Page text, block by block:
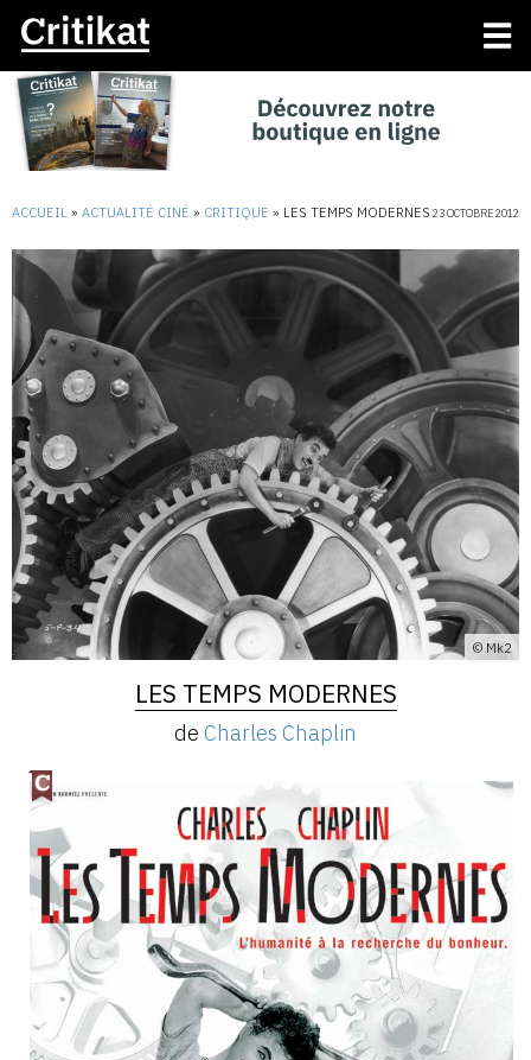
ACCUEIL » ACTUALITÉ CINÉ » CRITIQUE » LES TEMPS MODERNES 23 OCTOBRE 2012
© Mk2
LES TEMPS MODERNES
de Charles Chaplin